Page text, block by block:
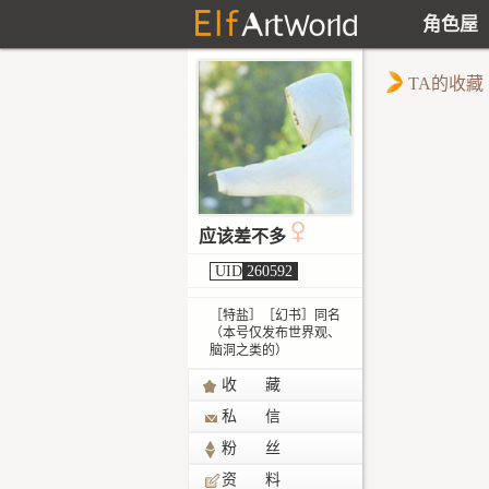
角色屋
应该差不多
UID 260592
［特盐］［幻书］同名
（本号仅发布世界观、
脑洞之类的）
收 藏
私 信
粉 丝
资 料
TA的收藏